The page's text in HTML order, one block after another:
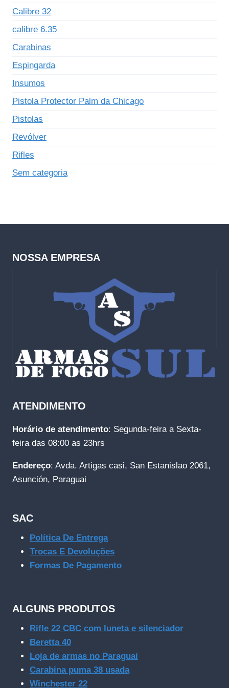
Calibre 32
calibre 6.35
Carabinas
Espingarda
Insumos
Pistola Protector Palm da Chicago
Pistolas
Revólver
Rifles
Sem categoria
NOSSA EMPRESA
ATENDIMENTO
Horário de atendimento: Segunda-feira a Sexta-
feira das 08:00 as 23hrs
Endereço: Avda. Artigas casi, San Estanislao 2061,
Asunción, Paraguai
SAC
Política De Entrega
Trocas E Devoluções
Formas De Pagamento
ALGUNS PRODUTOS
Rifle 22 CBC com luneta e silenciador
Beretta 40
Loja de armas no Paraguai
Carabina puma 38 usada
Winchester 22